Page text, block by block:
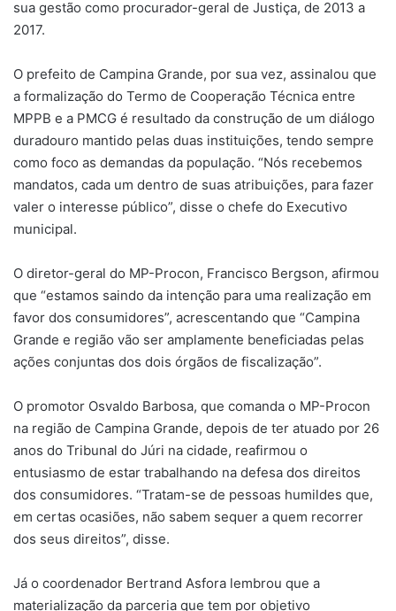
sua gestão como procurador-geral de Justiça, de 2013 a
2017.
O prefeito de Campina Grande, por sua vez, assinalou que
a formalização do Termo de Cooperação Técnica entre
MPPB e a PMCG é resultado da construção de um diálogo
duradouro mantido pelas duas instituições, tendo sempre
como foco as demandas da população. “Nós recebemos
mandatos, cada um dentro de suas atribuições, para fazer
valer o interesse público”, disse o chefe do Executivo
municipal.
O diretor-geral do MP-Procon, Francisco Bergson, afirmou
que “estamos saindo da intenção para uma realização em
favor dos consumidores”, acrescentando que “Campina
Grande e região vão ser amplamente beneficiadas pelas
ações conjuntas dos dois órgãos de fiscalização”.
O promotor Osvaldo Barbosa, que comanda o MP-Procon
na região de Campina Grande, depois de ter atuado por 26
anos do Tribunal do Júri na cidade, reafirmou o
entusiasmo de estar trabalhando na defesa dos direitos
dos consumidores. “Tratam-se de pessoas humildes que,
em certas ocasiões, não sabem sequer a quem recorrer
dos seus direitos”, disse.
Já o coordenador Bertrand Asfora lembrou que a
materialização da parceria que tem por objetivo